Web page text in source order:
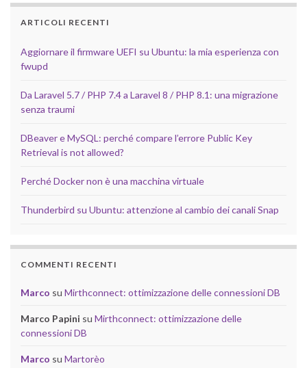
ARTICOLI RECENTI
Aggiornare il firmware UEFI su Ubuntu: la mia esperienza con
fwupd
Da Laravel 5.7 / PHP 7.4 a Laravel 8 / PHP 8.1: una migrazione
senza traumi
DBeaver e MySQL: perché compare l’errore Public Key
Retrieval is not allowed?
Perché Docker non è una macchina virtuale
Thunderbird su Ubuntu: attenzione al cambio dei canali Snap
COMMENTI RECENTI
Marco su Mirthconnect: ottimizzazione delle connessioni DB
Marco Papini su Mirthconnect: ottimizzazione delle
connessioni DB
Marco su Martorèo